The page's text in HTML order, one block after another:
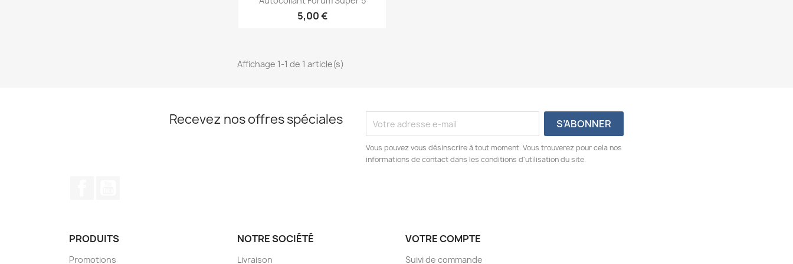
5,00 €
Affichage 1-1 de 1 article(s)
Recevez nos offres spéciales
Vous pouvez vous désinscrire à tout moment. Vous trouverez pour cela nos
informations de contact dans les conditions d'utilisation du site.
PRODUITS
Promotions
NOTRE SOCIÉTÉ
Livraison
VOTRE COMPTE
Suivi de commande